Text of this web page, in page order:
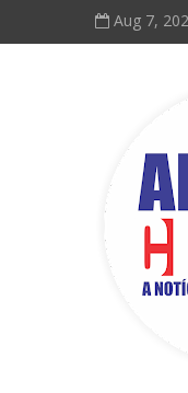
Aug 7,